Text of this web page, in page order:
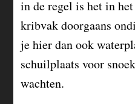
in de regel is het in
kribvak doorgaans
je hier dan ook
schuilplaats voor
wachten.